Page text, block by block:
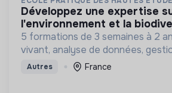
développez une expertise sur
l'environnement et la
5 formations de 3 semaines à 2
vivant, analyse de données,
et génétique du paysage.
Autres France